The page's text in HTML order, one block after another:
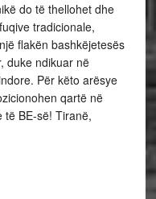
do të thellohet dhe
tradicionale,
flakën bashkëjetesës
duke ndikuar në
Për këto arësye
qartë në
të BE-së! Tiranë,